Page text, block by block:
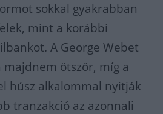
sokkal gyakrabban
mint a korábbi
A George Webet
ötször, míg a
húsz alkalommal nyitják
tranzakció az azonnali